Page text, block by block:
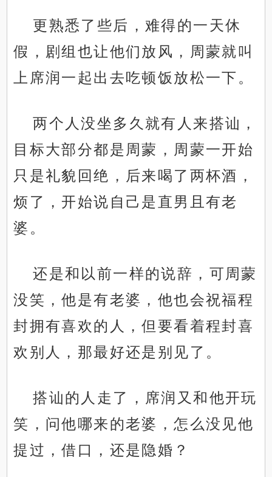
更熟悉了些后，难得的一天休
假，剧组也让他们放风，周蒙就叫
上席润一起出去吃顿饭放松一下。
两个人没坐多久就有人来搭讪，
目标大部分都是周蒙，周蒙一开始
只是礼貌回绝，后来喝了两杯酒，
烦了，开始说自己是直男且有老
婆。
还是和以前一样的说辞，可周蒙
没笑，他是有老婆，他也会祝福程
封拥有喜欢的人，但要看着程封喜
欢别人，那最好还是别见了。
搭讪的人走了，席润又和他开玩
笑，问他哪来的老婆，怎么没见他
提过，借口，还是隐婚？